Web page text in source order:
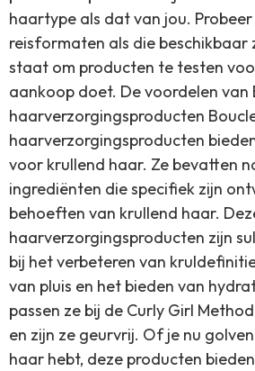
haartype als dat van jou.
reisformaten als die beschikbaar
staat om producten te testen
aankoop doet. De voordelen van
haarverzorgingsproducten
haarverzorgingsproducten
voor krullend haar. Ze bevatten
ingrediënten die specifiek zijn
behoeften van krullend haar.
haarverzorgingsproducten zijn
bij het verbeteren van
van pluis en het bieden van
passen ze bij de Curly Girl
en zijn ze geurvrij. Of je nu
haar hebt, deze producten